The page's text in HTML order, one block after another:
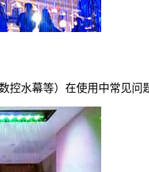
水幕等）在使用中常见问